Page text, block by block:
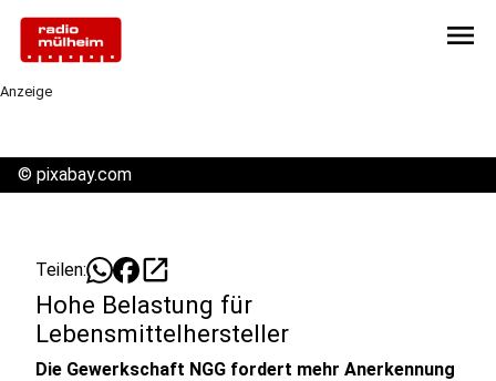
menu
Anzeige
© pixabay.com
Teilen: open_in_new
Hohe Belastung für
Lebensmittelhersteller
Die Gewerkschaft NGG fordert mehr Anerkennung